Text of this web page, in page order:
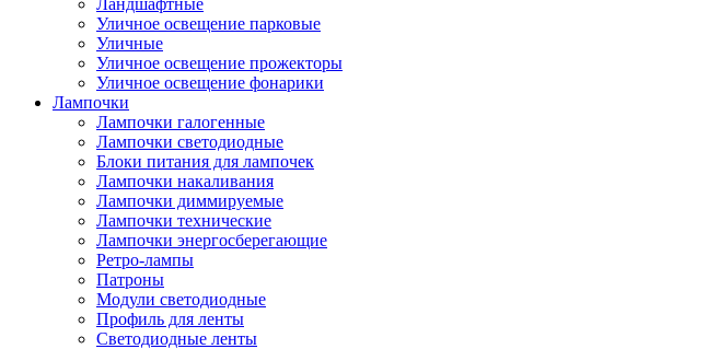
Ландшафтные
Уличное освещение парковые
Уличные
Уличное освещение прожекторы
Уличное освещение фонарики
Лампочки
Лампочки галогенные
Лампочки светодиодные
Блоки питания для лампочек
Лампочки накаливания
Лампочки диммируемые
Лампочки технические
Лампочки энергосберегающие
Ретро-лампы
Патроны
Модули светодиодные
Профиль для ленты
Светодиодные ленты